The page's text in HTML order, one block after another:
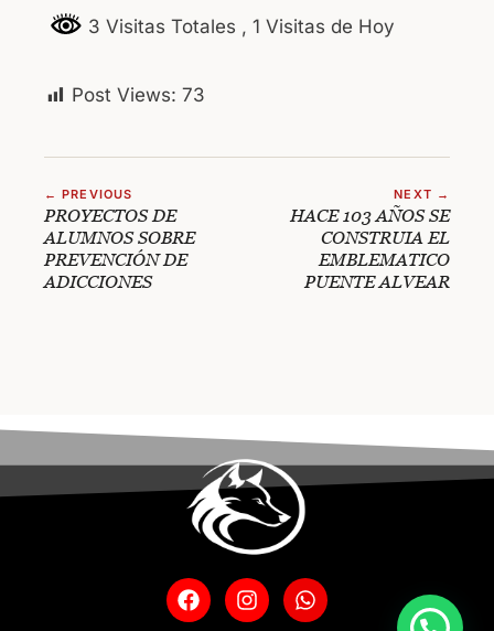
3 Visitas Totales , 1 Visitas de Hoy
Post Views: 73
← PREVIOUS
PROYECTOS DE
ALUMNOS SOBRE
PREVENCIÓN DE
ADICCIONES
NEXT →
HACE 103 AÑOS SE
CONSTRUIA EL
EMBLEMATICO
PUENTE ALVEAR